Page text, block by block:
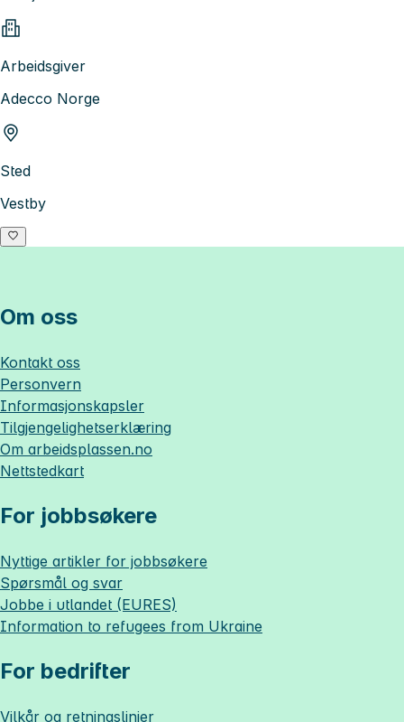
Arbeidsgiver
Adecco Norge
Sted
Vestby
Om oss
Kontakt oss
Personvern
Informasjonskapsler
Tilgjengelighetserklæring
Om arbeidsplassen.no
Nettstedkart
For jobbsøkere
Nyttige artikler for jobbsøkere
Spørsmål og svar
Jobbe i utlandet (EURES)
Information to refugees from Ukraine
For bedrifter
Vilkår og retningslinjer